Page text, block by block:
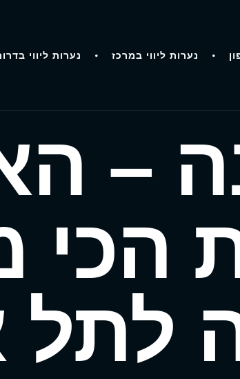
נערות ליווי נערות ליווי במרכז
–
הכי
לתל